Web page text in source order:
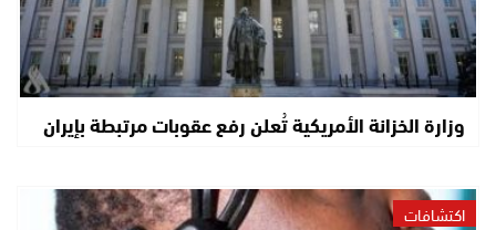
وزارة الخزانة الأمريكية تُعلن رفع عقوبات مرتبطة بإيران
اكتشافات